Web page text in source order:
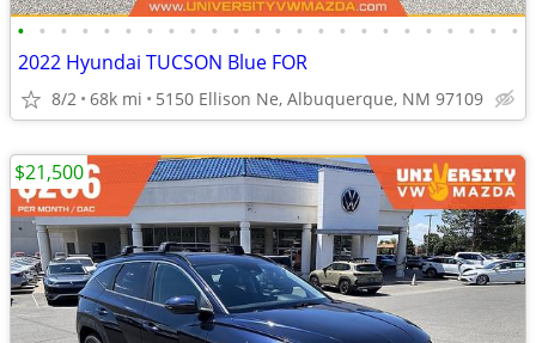
• • • • • • • • • • • • • • • • • • • • • • • •
2022 Hyundai TUCSON Blue FOR
8/2 68k mi 5150 Ellison Ne, Albuquerque, NM 97109
$21,500